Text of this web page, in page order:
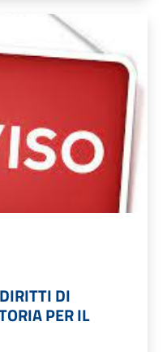
DI
PER IL